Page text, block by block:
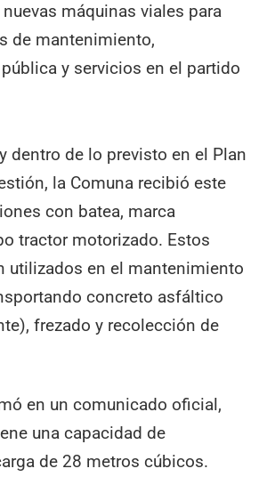
máquinas viales para
de mantenimiento,
y servicios en el partido
dentro de lo previsto en el Plan
la Comuna recibió este
con batea, marca
tractor motorizado. Estos
utilizados en el mantenimiento
concreto asfáltico
frezado y recolección de
en un comunicado oficial,
una capacidad de
de 28 metros cúbicos.